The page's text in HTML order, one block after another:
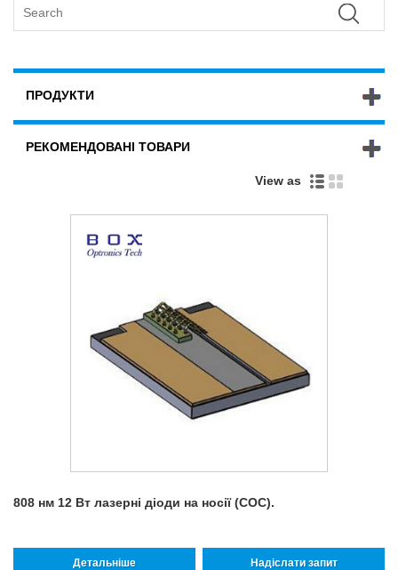
ПРОДУКТИ
РЕКОМЕНДОВАНІ ТОВАРИ
View as
808 нм 12 Вт лазерні діоди на носії (COC).
Детальніше Надіслати запит